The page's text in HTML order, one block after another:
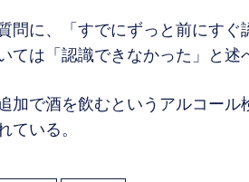
問に、「すでにずっと前にすぐ
は「認識できなかった」と述
加で酒を飲むというアルコール
ている。